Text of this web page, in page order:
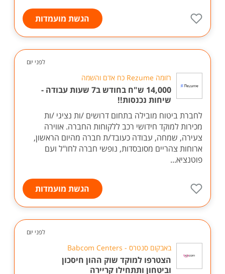
הגשת מועמדות
לפני יום
רזומה Rezume כח אדם והשמה
14,000 ש"ח בחודש ב7 שעות עבודה -
שיחות נכנסות!!
לחברת ביטוח מובילה בתחום דרושים /ות נציגי /ות
מכירות למוקד חידושי רכב ללקוחות החברה. אווירה
צעירה, שמחה, עבודה כעובד/ת חברה מהיום הראשון,
ארוחות צהריים מסובסדות, נופשי חברה לחו"ל ועם
פוטנציא...
הגשת מועמדות
לפני יום
באבקום סנטרס - Babcom Centers
הצטרפו למוקד שוק ההון חיסכון
וביטחון ותתחילו קריירה